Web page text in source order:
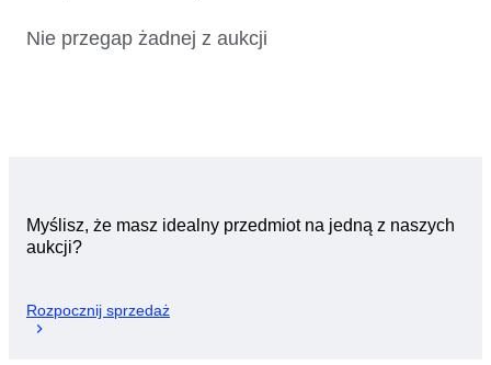
Nie przegap żadnej z aukcji
Myślisz, że masz idealny przedmiot na jedną z naszych
aukcji?
Rozpocznij sprzedaż